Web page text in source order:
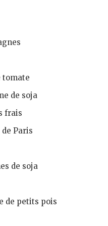
tomate
de soja
frais
Paris
de soja
de petits pois